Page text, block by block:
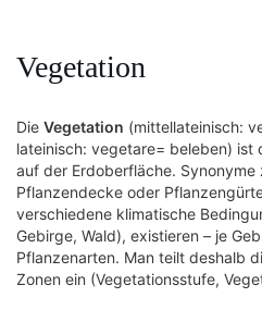
Vegetation
Die Vegetation (mittellateinisch:
lateinisch: vegetare= beleben) ist
auf der Erdoberfläche. Synonyme
Pflanzendecke oder
verschiedene klimatische
Gebirge, Wald), existieren – je
Pflanzenarten. Man teilt deshalb
Zonen ein (Vegetationsstufe,